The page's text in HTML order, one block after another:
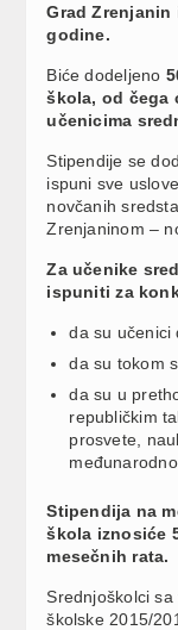
Grad Zrenjanin
godine.
Biće dodeljeno
škola, od čega
učenicima
Stipendije se
ispuni sve
novčanih
Zrenjaninom –
Za učenike
ispuniti za
da su učenici
da su tokom
da su u
republičkim
prosvete,
Stipendija na
škola iznosiće
mesečnih rata.
Srednjoškolci
školske 2015/